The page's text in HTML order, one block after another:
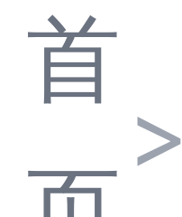
首
>